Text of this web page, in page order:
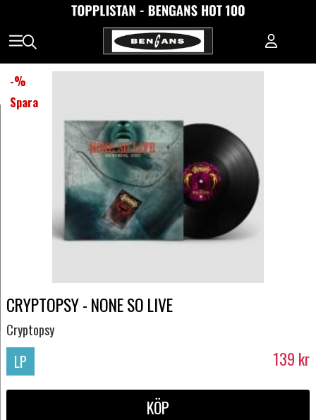
-%
Spara
CRYPTOPSY - NONE SO LIVE
Cryptopsy
LP 139 kr
KÖP